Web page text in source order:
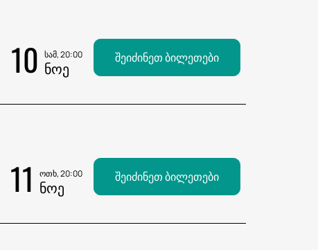
10 სამ, 20:00
ᲜᲝᲔ შეიძინეთ ბილეთები
11 ოთხ, 20:00
ᲜᲝᲔ შეიძინეთ ბილეთები